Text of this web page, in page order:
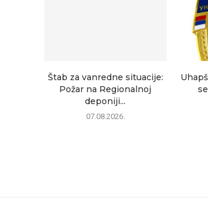
Štab za vanredne situacije:
Požar na Regionalnoj
deponiji...
07.08.2026.